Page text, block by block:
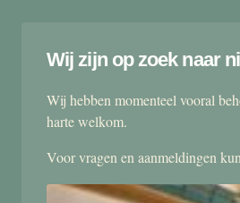
Wij zijn op zoek naar
Wij hebben momenteel vooral
harte welkom.
Voor vragen en aanmeldingen